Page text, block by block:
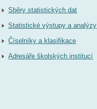
Sběry statistických dat
Statistické výstupy a analýzy
Číselníky a klasifikace
Adresáře školských institucí